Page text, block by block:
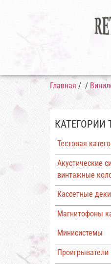
Главная / /
КАТЕГОРИИ
Тестовая
Акустические
винтажные
Кассетные деки
Магнитофоны
Минисистемы
Проигрыватели